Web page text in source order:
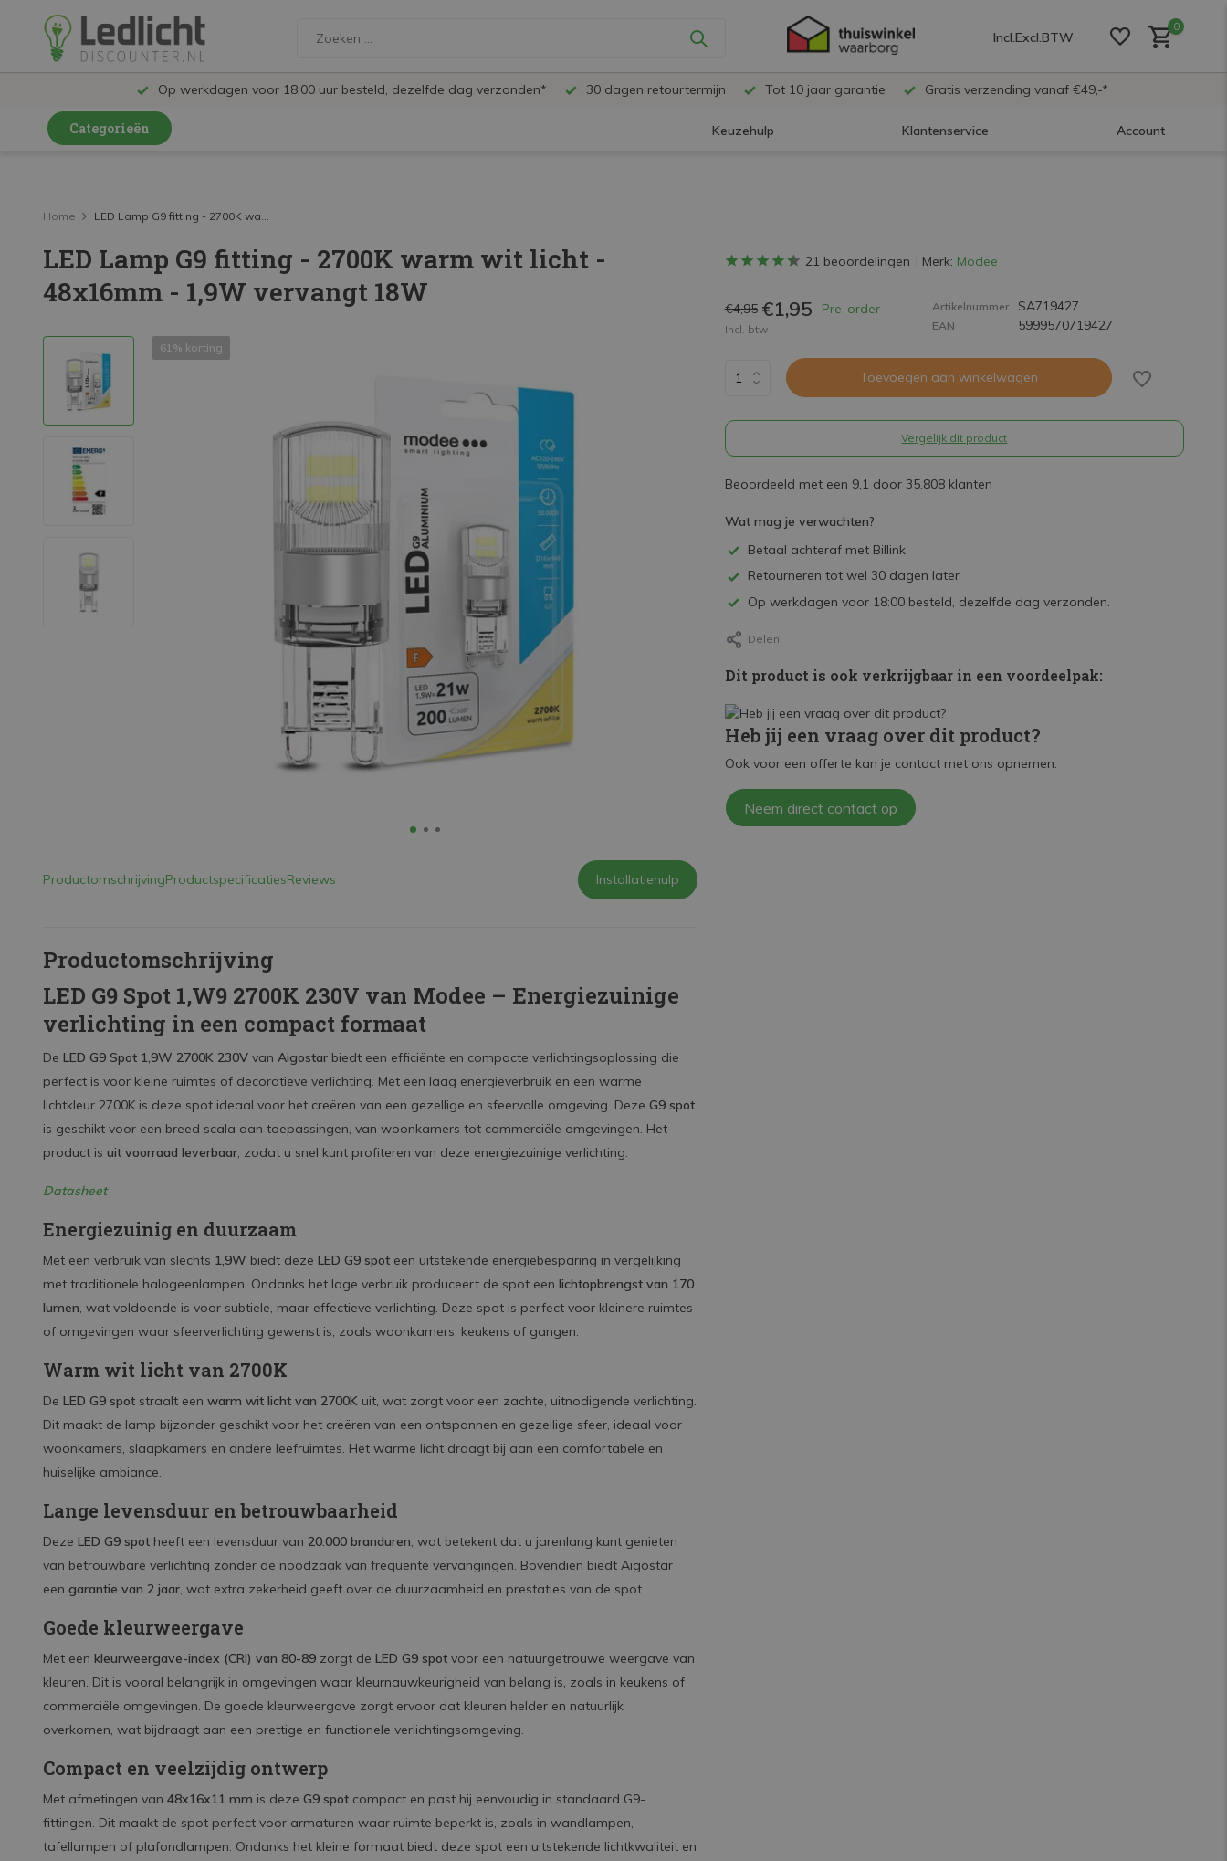
Incl.Excl.BTW
0
Op werkdagen voor 18:00 uur besteld, dezelfde dag verzonden* 30 dagen retourtermijn Tot 10 jaar garantie Gratis verzending vanaf €49,-*
Categorieën Keuzehulp Klantenservice Account
LED Railspots
LED Panelen
LED TL
LED Schijnwerpers
LED High Bay lampen
Decoratieve verlichting
LED Noodverlichting
Mega Sale
Home LED Lamp G9 fitting - 2700K wa...
LED Lamp G9 fitting - 2700K warm wit licht -
48x16mm - 1,9W vervangt 18W
61% korting
ProductomschrijvingProductspecificatiesReviews Installatiehulp
Productomschrijving
LED G9 Spot 1,W9 2700K 230V van Modee – Energiezuinige
verlichting in een compact formaat
De LED G9 Spot 1,9W 2700K 230V van Aigostar biedt een efficiënte en compacte verlichtingsoplossing die
perfect is voor kleine ruimtes of decoratieve verlichting. Met een laag energieverbruik en een warme
lichtkleur 2700K is deze spot ideaal voor het creëren van een gezellige en sfeervolle omgeving. Deze G9 spot
is geschikt voor een breed scala aan toepassingen, van woonkamers tot commerciële omgevingen. Het
product is uit voorraad leverbaar, zodat u snel kunt profiteren van deze energiezuinige verlichting.
Datasheet
Energiezuinig en duurzaam
Met een verbruik van slechts 1,9W biedt deze LED G9 spot een uitstekende energiebesparing in vergelijking
met traditionele halogeenlampen. Ondanks het lage verbruik produceert de spot een lichtopbrengst van 170
lumen, wat voldoende is voor subtiele, maar effectieve verlichting. Deze spot is perfect voor kleinere ruimtes
of omgevingen waar sfeerverlichting gewenst is, zoals woonkamers, keukens of gangen.
Warm wit licht van 2700K
De LED G9 spot straalt een warm wit licht van 2700K uit, wat zorgt voor een zachte, uitnodigende verlichting.
Dit maakt de lamp bijzonder geschikt voor het creëren van een ontspannen en gezellige sfeer, ideaal voor
woonkamers, slaapkamers en andere leefruimtes. Het warme licht draagt bij aan een comfortabele en
huiselijke ambiance.
Lange levensduur en betrouwbaarheid
Deze LED G9 spot heeft een levensduur van 20.000 branduren, wat betekent dat u jarenlang kunt genieten
van betrouwbare verlichting zonder de noodzaak van frequente vervangingen. Bovendien biedt Aigostar
een garantie van 2 jaar, wat extra zekerheid geeft over de duurzaamheid en prestaties van de spot.
Goede kleurweergave
Met een kleurweergave-index (CRI) van 80-89 zorgt de LED G9 spot voor een natuurgetrouwe weergave van
kleuren. Dit is vooral belangrijk in omgevingen waar kleurnauwkeurigheid van belang is, zoals in keukens of
commerciële omgevingen. De goede kleurweergave zorgt ervoor dat kleuren helder en natuurlijk
overkomen, wat bijdraagt aan een prettige en functionele verlichtingsomgeving.
Compact en veelzijdig ontwerp
Met afmetingen van 48x16x11 mm is deze G9 spot compact en past hij eenvoudig in standaard G9-
fittingen. Dit maakt de spot perfect voor armaturen waar ruimte beperkt is, zoals in wandlampen,
tafellampen of plafondlampen. Ondanks het kleine formaat biedt deze spot een uitstekende lichtkwaliteit en
21 beoordelingen Merk: Modee
€4,95 €1,95 Pre-order
Incl. btw
Artikelnummer SA719427
EAN 5999570719427
Toevoegen aan winkelwagen
Vergelijk dit product
Beoordeeld met een 9,1 door 35.808 klanten
Wat mag je verwachten?
Betaal achteraf met Billink
Retourneren tot wel 30 dagen later
Op werkdagen voor 18:00 besteld, dezelfde dag verzonden.
Delen
Dit product is ook verkrijgbaar in een voordeelpak:
Heb jij een vraag over dit product?
Ook voor een offerte kan je contact met ons opnemen.
Neem direct contact op